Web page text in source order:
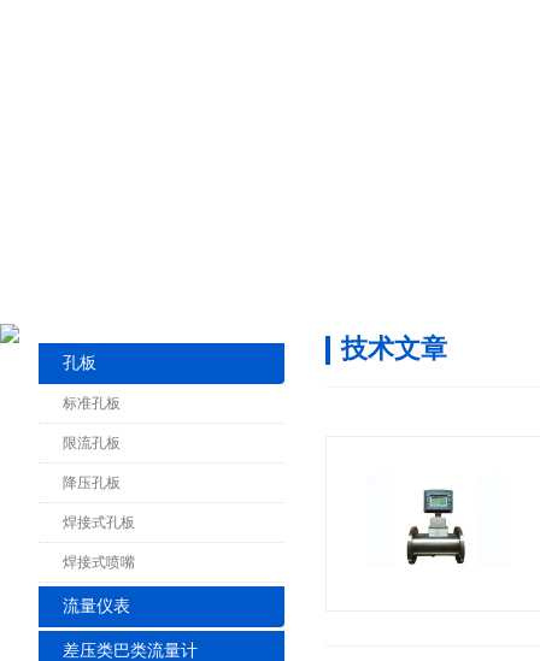
孔板
标准孔板
限流孔板
降压孔板
焊接式孔板
焊接式喷嘴
流量仪表
差压类巴类流量计
技术文章